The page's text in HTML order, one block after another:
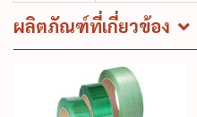
ผลิตภัณฑ์ที่เกี่ยวข้อง